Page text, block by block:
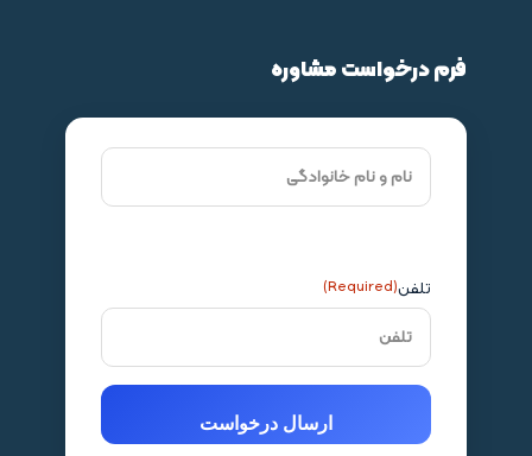
فرم درخواست مشاوره
تلفن(Required)